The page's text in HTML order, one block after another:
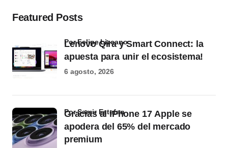
Featured Posts
Lenovo Qira y Smart Connect: la
apuesta para unir el ecosistema!
por Felipe Lizcano
6 agosto, 2026
Gracias al iPhone 17 Apple se
apodera del 65% del mercado
premium
por Samir Estefan